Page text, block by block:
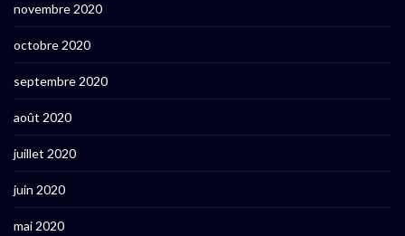
novembre 2020
octobre 2020
septembre 2020
août 2020
juillet 2020
juin 2020
mai 2020